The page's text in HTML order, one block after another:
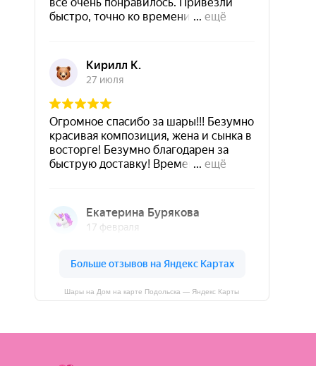
Шары на Дом на карте Подольска — Яндекс Карты